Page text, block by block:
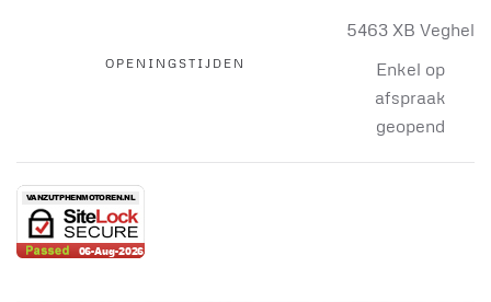
5463 XB Veghel
OPENINGSTIJDEN
Enkel op
afspraak
geopend